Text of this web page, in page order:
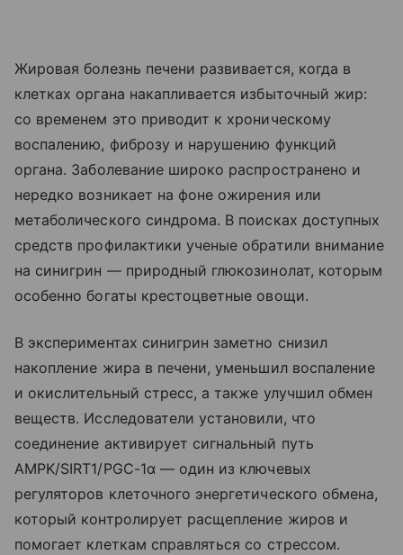
Жировая болезнь печени развивается, когда в
клетках органа накапливается избыточный жир:
со временем это приводит к хроническому
воспалению, фиброзу и нарушению функций
органа. Заболевание широко распространено и
нередко возникает на фоне ожирения или
метаболического синдрома. В поисках доступных
средств профилактики ученые обратили внимание
на синигрин — природный глюкозинолат, которым
особенно богаты крестоцветные овощи.
В экспериментах синигрин заметно снизил
накопление жира в печени, уменьшил воспаление
и окислительный стресс, а также улучшил обмен
веществ. Исследователи установили, что
соединение активирует сигнальный путь
AMPK/SIRT1/PGC-1α — один из ключевых
регуляторов клеточного энергетического обмена,
который контролирует расщепление жиров и
помогает клеткам справляться со стрессом.